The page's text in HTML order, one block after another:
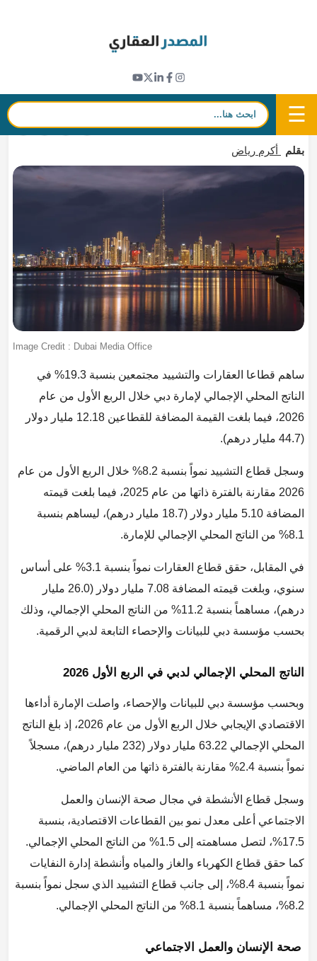
☰ بحث:
مساهمة العقارات والتشييد في اقتصاد دبي تتجاوز
12 مليار دولار بالربع الأول 2026
8 يوليو 2026 - 21:24 f
𝕏
in
بقلم أكرم رياض
Image Credit : Dubai Media Office
ساهم قطاعا العقارات والتشييد مجتمعين بنسبة 19.3% في
الناتج المحلي الإجمالي لإمارة دبي خلال الربع الأول من عام
2026، فيما بلغت القيمة المضافة للقطاعين 12.18 مليار دولار
(44.7 مليار درهم).
وسجل قطاع التشييد نمواً بنسبة 8.2% خلال الربع الأول من عام
2026 مقارنة بالفترة ذاتها من عام 2025، فيما بلغت قيمته
المضافة 5.10 مليار دولار (18.7 مليار درهم)، ليساهم بنسبة
8.1% من الناتج المحلي الإجمالي للإمارة.
في المقابل، حقق قطاع العقارات نمواً بنسبة 3.1% على أساس
سنوي، وبلغت قيمته المضافة 7.08 مليار دولار (26.0 مليار
درهم)، مساهماً بنسبة 11.2% من الناتج المحلي الإجمالي، وذلك
بحسب مؤسسة دبي للبيانات والإحصاء التابعة لدبي الرقمية.
الناتج المحلي الإجمالي لدبي في الربع الأول 2026
وبحسب مؤسسة دبي للبيانات والإحصاء، واصلت الإمارة أداءها
الاقتصادي الإيجابي خلال الربع الأول من عام 2026، إذ بلغ الناتج
المحلي الإجمالي 63.22 مليار دولار (232 مليار درهم)، مسجلاً
نمواً بنسبة 2.4% مقارنة بالفترة ذاتها من العام الماضي.
وسجل قطاع الأنشطة في مجال صحة الإنسان والعمل
الاجتماعي أعلى معدل نمو بين القطاعات الاقتصادية، بنسبة
17.5%، لتصل مساهمته إلى 1.5% من الناتج المحلي الإجمالي.
كما حقق قطاع الكهرباء والغاز والمياه وأنشطة إدارة النفايات
نمواً بنسبة 8.4%، إلى جانب قطاع التشييد الذي سجل نمواً بنسبة
8.2%، مساهماً بنسبة 8.1% من الناتج المحلي الإجمالي.
صحة الإنسان والعمل الاجتماعي